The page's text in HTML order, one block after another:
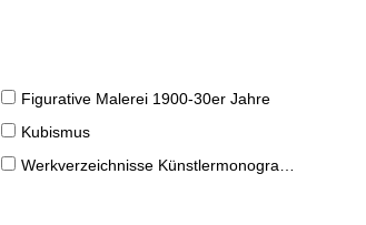
Figurative Malerei 1900-30er Jahre
Kubismus
Werkverzeichnisse Künstlermonographien